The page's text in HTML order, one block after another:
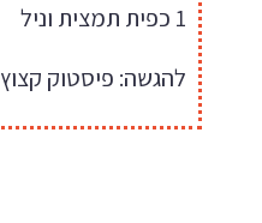
1 כפית תמצית וניל
להגשה: פיסטוק קצוץ